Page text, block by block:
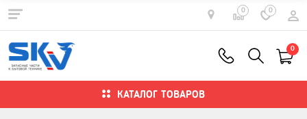
0 0
0
КАТАЛОГ ТОВАРОВ